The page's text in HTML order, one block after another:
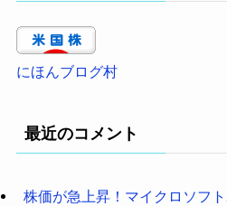
にほんブログ村
最近のコメント
株価が急上昇！マイクロソフ